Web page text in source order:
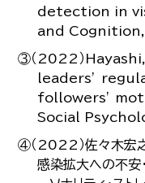
detection in
and
③（2022）
leaders’
followers’
Social
④（2022）佐々木宏
感染拡大への不安